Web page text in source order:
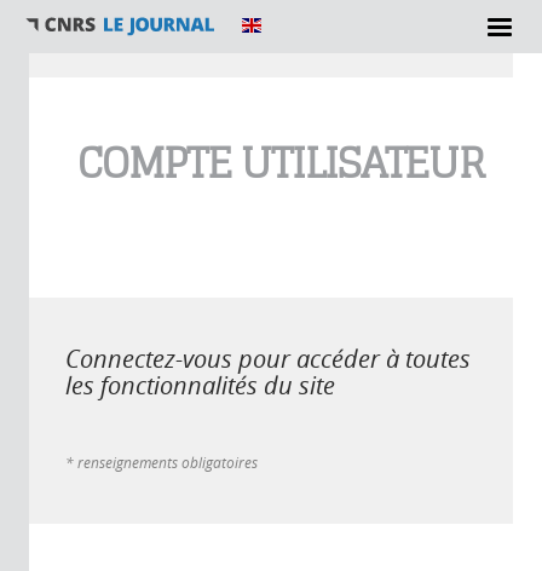
COMPTE UTILISATEUR
Connectez-vous pour accéder à toutes
les fonctionnalités du site
* renseignements obligatoires